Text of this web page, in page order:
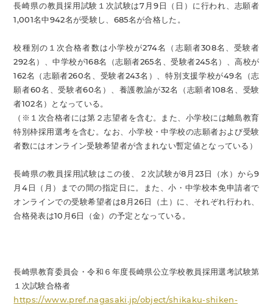
長崎県の教員採用試験１次試験は7月9日（日）に行われ、志願者
1,001名中942名が受験し、685名が合格した。
校種別の１次合格者数は小学校が274名（志願者308名、受験者
292名）、中学校が168名（志願者265名、受験者245名）、高校が
162名（志願者260名、受験者243名）、特別支援学校が49名（志
願者60名、受験者60名）、養護教諭が32名（志願者108名、受験
者102名）となっている。
（※１次合格者には第２志望者を含む。また、小学校には離島教育
特別枠採用選考を含む。なお、小学校・中学校の志願者および受験
者数にはオンライン受験希望者が含まれない暫定値となっている）
長崎県の教員採用試験はこの後、２次試験が8月23日（水）から9
月4日（月）までの間の指定日に。また、小・中学校本免申請者で
オンラインでの受験希望者は8月26日（土）に、それぞれ行われ、
合格発表は10月6日（金）の予定となっている。
長崎県教育委員会・令和６年度長崎県公立学校教員採用選考試験第
１次試験合格者
https://www.pref.nagasaki.jp/object/shikaku-shiken-